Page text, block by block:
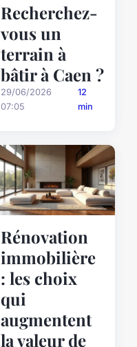
Recherchez-
vous un
terrain à
bâtir à Caen ?
29/06/2026
07:05
12
min
Rénovation
immobilière
: les choix
qui
augmentent
la valeur de